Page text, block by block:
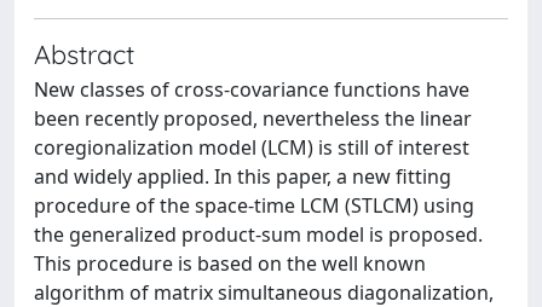
Abstract
New classes of cross-covariance functions have
been recently proposed, nevertheless the linear
coregionalization model (LCM) is still of interest
and widely applied. In this paper, a new fitting
procedure of the space-time LCM (STLCM) using
the generalized product-sum model is proposed.
This procedure is based on the well known
algorithm of matrix simultaneous diagonalization,